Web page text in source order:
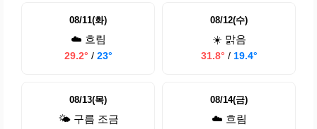
08/11(화)
☁️ 흐림
29.2° / 23°
08/12(수)
☀️ 맑음
31.8° / 19.4°
08/13(목)
🌤️ 구름 조금
08/14(금)
☁️ 흐림